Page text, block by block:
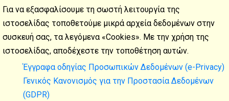
Καλοκαιρινές
διακοπές
Η Ψηφιακή Τεχνολογία θα είναι
Για να εξασφαλίσουμε τη σωστή λειτουργία της
ιστοσελίδας τοποθετούμε μικρά αρχεία δεδομένων στην
συσκευή σας, τα λεγόμενα «Cookies». Με την χρήση της
ιστοσελίδας, αποδέχεστε την τοποθέτηση αυτών.
Έγγραφα οδηγίας Προσωπικών Δεδομένων (e-Privacy)
Γενικός Κανονισμός για την Προστασία Δεδομένων
(GDPR)